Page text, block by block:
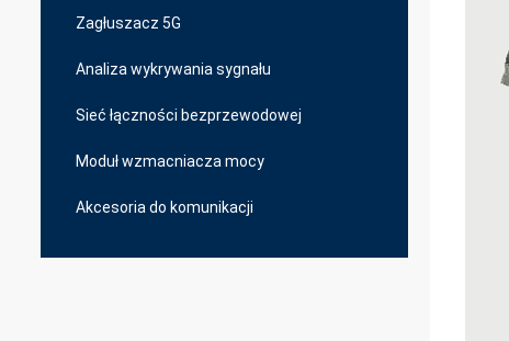
Zagłuszacz 5G
Analiza wykrywania sygnału
Sieć łączności bezprzewodowej
Moduł wzmacniacza mocy
Akcesoria do komunikacji